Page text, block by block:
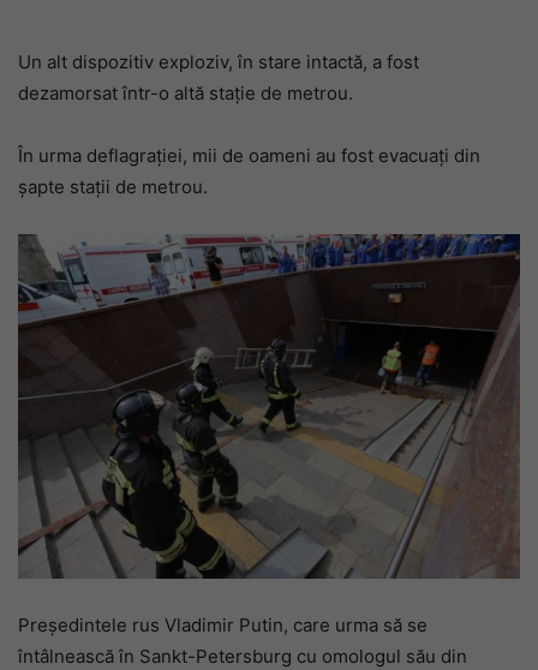
Un alt dispozitiv exploziv, în stare intactă, a fost
dezamorsat într-o altă staţie de metrou.
În urma deflagraţiei, mii de oameni au fost evacuaţi din
şapte staţii de metrou.
Președintele rus Vladimir Putin, care urma să se
întâlnească în Sankt-Petersburg cu omologul său din